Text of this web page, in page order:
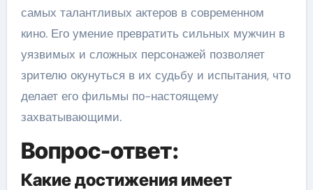
самых талантливых актеров в современном
кино. Его умение превратить сильных мужчин в
уязвимых и сложных персонажей позволяет
зрителю окунуться в их судьбу и испытания, что
делает его фильмы по-настоящему
захватывающими.
Вопрос-ответ:
Какие достижения имеет